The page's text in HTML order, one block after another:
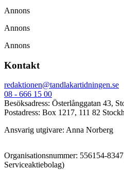
Annons
Annons
Annons
Kontakt
redaktionen@tandlakartidningen.se
08 - 666 15 00
Besöksadress: Österlånggatan 43,
Postadress: Box 1217, 111 82
Ansvarig utgivare: Anna Norberg
Organisationsnummer: 556154-
Serviceaktiebolag)